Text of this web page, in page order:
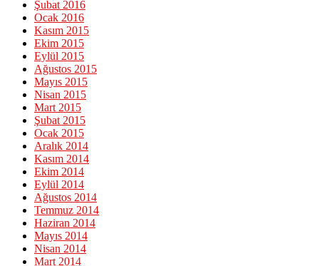
Şubat 2016
Ocak 2016
Kasım 2015
Ekim 2015
Eylül 2015
Ağustos 2015
Mayıs 2015
Nisan 2015
Mart 2015
Şubat 2015
Ocak 2015
Aralık 2014
Kasım 2014
Ekim 2014
Eylül 2014
Ağustos 2014
Temmuz 2014
Haziran 2014
Mayıs 2014
Nisan 2014
Mart 2014